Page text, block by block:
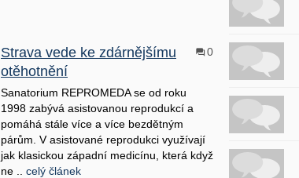
Strava vede ke zdárnějšímu
otěhotnění
0
Sanatorium REPROMEDA se od roku
1998 zabývá asistovanou reprodukcí a
pomáhá stále více a více bezdětným
párům. V asistované reprodukci využívají
jak klasickou západní medicínu, která když
ne .. celý článek